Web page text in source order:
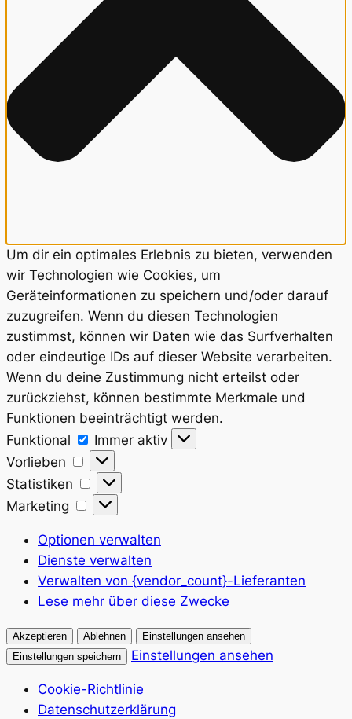
Um dir ein optimales Erlebnis zu bieten, verwenden
wir Technologien wie Cookies, um
Geräteinformationen zu speichern und/oder darauf
zuzugreifen. Wenn du diesen Technologien
zustimmst, können wir Daten wie das Surfverhalten
oder eindeutige IDs auf dieser Website verarbeiten.
Wenn du deine Zustimmung nicht erteilst oder
zurückziehst, können bestimmte Merkmale und
Funktionen beeinträchtigt werden.
Funktional
Funktional
Immer aktiv
Vorlieben
Vorlieben
Statistiken
Statistiken
Marketing
Marketing
Optionen verwalten
Dienste verwalten
Verwalten von {vendor_count}-Lieferanten
Lese mehr über diese Zwecke
Akzeptieren Ablehnen
Einstellungen ansehen
Einstellungen speichern
Einstellungen ansehen
Cookie-Richtlinie
Datenschutzerklärung